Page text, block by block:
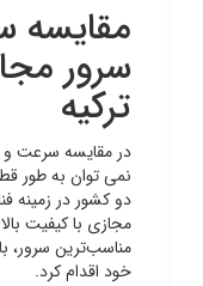
مقایسه
سرور
ترکیه
در مقایسه سرعت و
نمی توان به طور
دو کشور در زمینه
مجازی با کیفیت
مناسب‌ترین سرور،
خود اقدام کرد.